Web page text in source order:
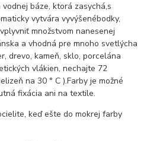
báze, ktorá zasychá,s
vytvára vyvýšenébodky,
množstvom nanesenej
a vhodná pre mnoho svetlýcha
drevo, kameň, sklo, porcelána
vlákien, nechajte 72
na 30 ° C ).Farby je možné
fixácia ani na textile.
keď ešte do mokrej farby